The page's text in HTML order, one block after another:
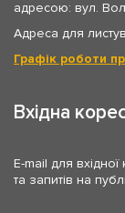
адресою: вул.
Адреса для
Графік роботи
Вхідна
E-mail для
та запитів на